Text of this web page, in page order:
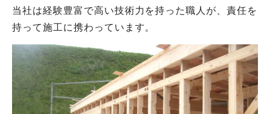
当社は経験豊富で高い技術力を持った職人が、責任を
持って施工に携わっています。